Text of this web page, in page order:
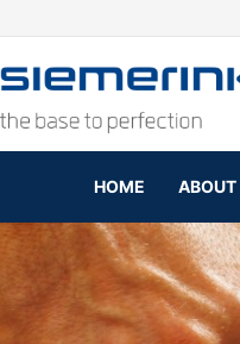
HOME ABOUT